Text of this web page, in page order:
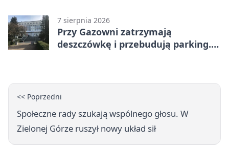
7 sierpnia 2026
Przy Gazowni zatrzymają
deszczówkę i przebudują parking.
<< Poprzedni
Społeczne rady szukają wspólnego głosu. W
Zielonej Górze ruszył nowy układ sił